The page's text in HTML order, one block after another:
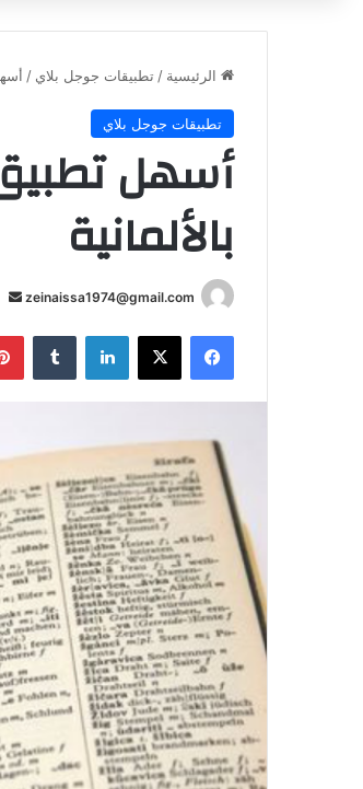
الرئيسية / تطبيقات جوجل بلاي / أسهل
تطبيقات جوجل بلاي
بالألمانية
zeinaissa1974@gmail.com
فيسبوك ‫X لينكدإن